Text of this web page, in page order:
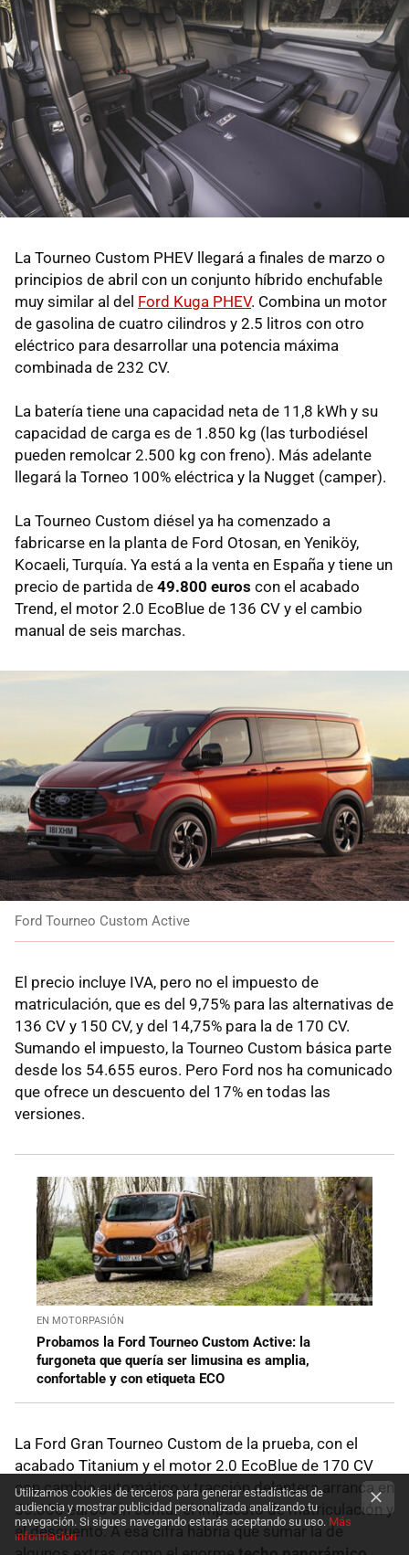
La Tourneo Custom PHEV llegará a finales de marzo o
principios de abril con un conjunto híbrido enchufable
muy similar al del Ford Kuga PHEV. Combina un motor
de gasolina de cuatro cilindros y 2.5 litros con otro
eléctrico para desarrollar una potencia máxima
combinada de 232 CV.
La batería tiene una capacidad neta de 11,8 kWh y su
capacidad de carga es de 1.850 kg (las turbodiésel
pueden remolcar 2.500 kg con freno). Más adelante
llegará la Torneo 100% eléctrica y la Nugget (camper).
La Tourneo Custom diésel ya ha comenzado a
fabricarse en la planta de Ford Otosan, en Yeniköy,
Kocaeli, Turquía. Ya está a la venta en España y tiene un
precio de partida de 49.800 euros con el acabado
Trend, el motor 2.0 EcoBlue de 136 CV y el cambio
manual de seis marchas.
Ford Tourneo Custom Active
El precio incluye IVA, pero no el impuesto de
matriculación, que es del 9,75% para las alternativas de
136 CV y 150 CV, y del 14,75% para la de 170 CV.
Sumando el impuesto, la Tourneo Custom básica parte
desde los 54.655 euros. Pero Ford nos ha comunicado
que ofrece un descuento del 17% en todas las
versiones.
EN MOTORPASIÓN
Probamos la Ford Tourneo Custom Active: la
furgoneta que quería ser limusina es amplia,
confortable y con etiqueta ECO
La Ford Gran Tourneo Custom de la prueba, con el
acabado Titanium y el motor 2.0 EcoBlue de 170 CV
con cambio automático y tracción delantera arranca en
56.800 euros sin contar el impuesto de matriculación y
el descuento. A esa cifra habría que sumar la de
Utilizamos cookies de terceros para generar estadísticas de
audiencia y mostrar publicidad personalizada analizando tu
navegación. Si sigues navegando estarás aceptando su uso. Más
información